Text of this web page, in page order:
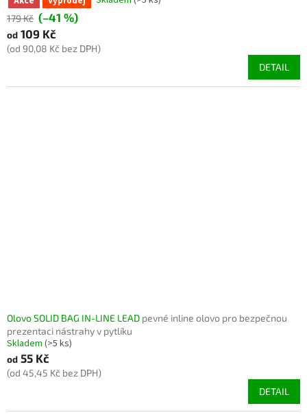
179 Kč (–41 %)
od 109 Kč
(od 90,08 Kč bez DPH)
DETAIL
Olovo SOLID BAG IN-LINE LEAD pevné inline olovo pro bezpečnou
prezentaci nástrahy v pytlíku
Skladem (>5 ks)
od 55 Kč
(od 45,45 Kč bez DPH)
DETAIL